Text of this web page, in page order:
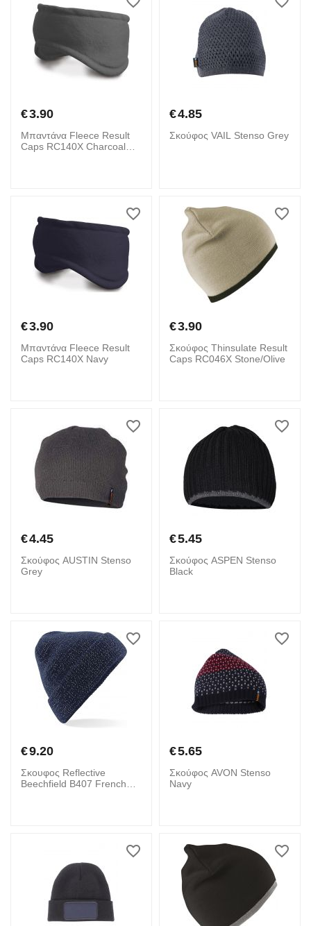
€3.90
Μπαντάνα Fleece Result
Caps RC140X Charcoal
€4.85
Σκούφος VAIL Stenso Grey
€3.90
Μπαντάνα Fleece Result
Caps RC140X Navy
€3.90
Σκούφος Thinsulate Result
Caps RC046X Stone/Olive
€4.45
Σκούφος AUSTIN Stenso
Grey
€5.45
Σκούφος ASPEN Stenso
Black
€9.20
Σκουφος Reflective
Beechfield B407 French
€5.65
Σκούφος AVON Stenso
Navy